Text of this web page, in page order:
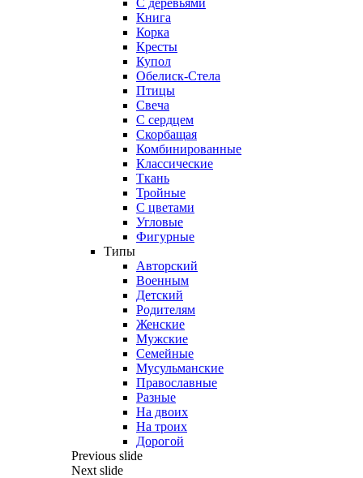
С деревьями
Книга
Корка
Кресты
Купол
Обелиск-Стела
Птицы
Свеча
С сердцем
Скорбащая
Комбинированные
Классические
Ткань
Тройные
С цветами
Угловые
Фигурные
Типы
Авторский
Военным
Детский
Родителям
Женские
Мужские
Семейные
Мусульманские
Православные
Разные
На двоих
На троих
Дорогой
Previous slide
Next slide